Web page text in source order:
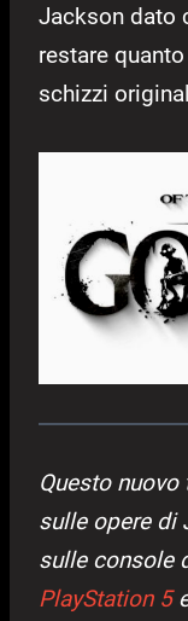
Jackson dato
restare
schizzi
Questo
sulle opere di
sulle console
PlayStation 5